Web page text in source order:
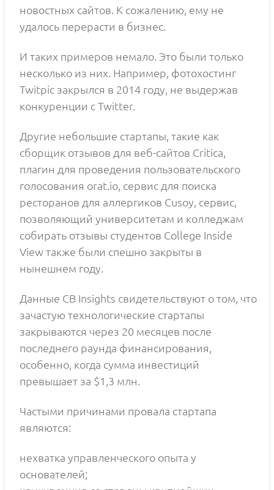
новостных сайтов. К сожалению, ему не
удалось перерасти в бизнес.
И таких примеров немало. Это были только
несколько из них. Например, фотохостинг
Twitpic закрылся в 2014 году, не выдержав
конкуренции с Twitter.
Другие небольшие стартапы, такие как
сборщик отзывов для веб-сайтов Critica,
плагин для проведения пользовательского
голосования orat.io, сервис для поиска
ресторанов для аллергиков Cusoy, сервис,
позволяющий университетам и колледжам
собирать отзывы студентов College Inside
View также были спешно закрыты в
нынешнем году.
Данные CB Insights свидетельствуют о том, что
зачастую технологические стартапы
закрываются через 20 месяцев после
последнего раунда финансирования,
особенно, когда сумма инвестиций
превышает за $1,3 млн.
Частыми причинами провала стартапа
являются:
нехватка управленческого опыта у
основателей;